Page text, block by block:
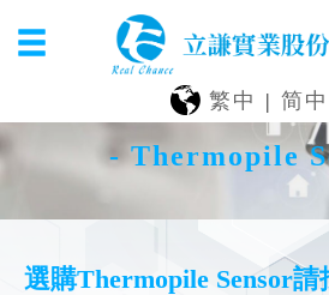
繁中 | 简中
- Thermopile
選購Thermopile Sensor